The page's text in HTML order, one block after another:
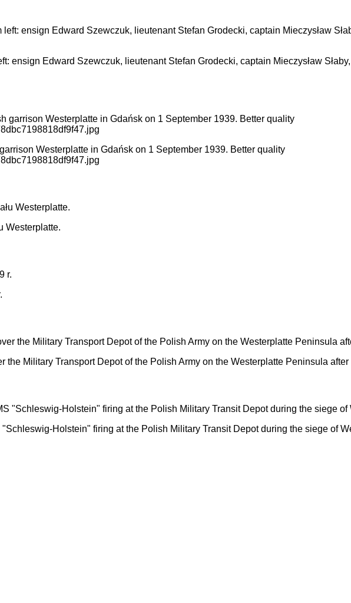
ensign Edward Szewczuk, lieutenant Stefan Grodecki, captain Mieczysław
Westerplatte in Gdańsk on 1 September 1939. Better quality
Westerplatte.
Military Transport Depot of the Polish Army on the Westerplatte Peninsula
Holstein" firing at the Polish Military Transit Depot during the siege of